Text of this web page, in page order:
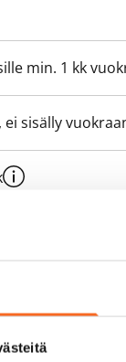
min. 1 kk
ei sisälly
50 M